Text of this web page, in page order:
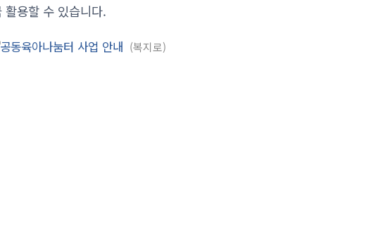
활용할 수 있습니다.
공동육아나눔터 사업 안내 복지로